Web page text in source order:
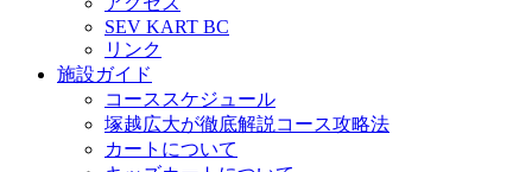
SEV KART BC
リンク
施設ガイド
コーススケジュール
塚越広大が徹底解説コース攻略法
カートについて